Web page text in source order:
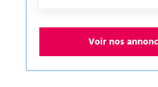
Voir nos